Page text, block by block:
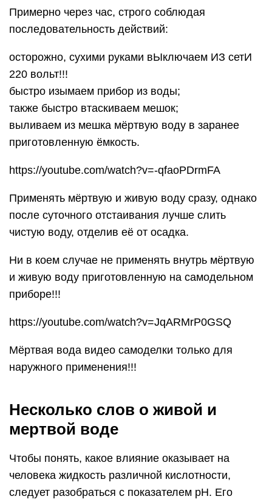
Примерно через час, строго соблюдая
последовательность действий:
осторожно, сухими руками вЫключаем ИЗ сетИ
220 вольт!!!
быстро изымаем прибор из воды;
также быстро втаскиваем мешок;
выливаем из мешка мёртвую воду в заранее
приготовленную ёмкость.
https://youtube.com/watch?v=-qfaoPDrmFA
Применять мёртвую и живую воду сразу, однако
после суточного отстаивания лучше слить
чистую воду, отделив её от осадка.
Ни в коем случае не применять внутрь мёртвую
и живую воду приготовленную на самодельном
приборе!!!
https://youtube.com/watch?v=JqARMrP0GSQ
Мёртвая вода видео самоделки только для
наружного применения!!!
Несколько слов о живой и
мертвой воде
Чтобы понять, какое влияние оказывает на
человека жидкость различной кислотности,
следует разобраться с показателем pH. Его